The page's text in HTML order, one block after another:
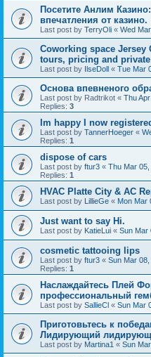
Посетите Анлим
впечатления от казино.
Last post by TerryOli « Wed
Coworking space Jersey
tours, pricing and
Last post by IlseDoll « Tue Mar
Основа впевненого
Last post by Radtrikot « Thu
Replies: 3
Im happy I now
Last post by TannerHoeger «
Replies: 1
dispose of cars
Last post by ftur3 « Thu Mar
Replies: 1
HVAC Platte City & AC
Last post by LillieGe « Mon Mar
Just want to say Hi.
Last post by KatieLui « Sun Mar
cosmetic tattooing lips
Last post by ftur3 « Sun Mar
Replies: 1
Наслаждайтесь Плей
профессиональный
Last post by SallieCl « Sun Mar
Приготовьтесь к
Лидирующий
Last post by Martina1 « Sun